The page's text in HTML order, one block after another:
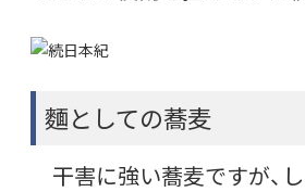
麵としての蕎麦
干害に強い蕎麦ですが、